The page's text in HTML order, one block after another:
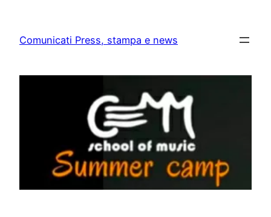
content
Comunicati Press, stampa e news